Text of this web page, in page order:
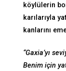
köylülerin
karılarıyla
kanlarını
“Gaxia’yı
Benim için